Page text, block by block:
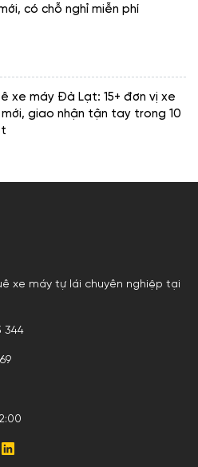
có chỗ nghỉ miễn phí
xe máy Đà Lạt: 15+ đơn vị xe
giao nhận tận tay trong 10
xe máy tự lái chuyên nghiệp tại
344